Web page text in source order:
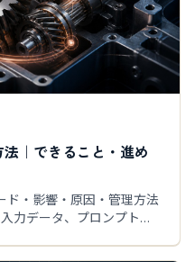
｜できること・進め
ド・影響・原因・管理方法
力データ、プロンプト